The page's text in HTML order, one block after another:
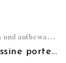
Aufräumen und aufbewahren
Mini bassine porte savon couleur zinc